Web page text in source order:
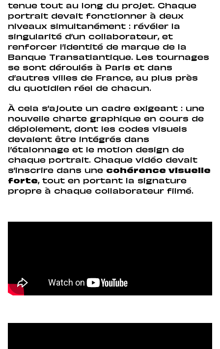
tenue tout au long du projet. Chaque
portrait devait fonctionner à deux
niveaux simultanément : révéler la
singularité d’un collaborateur, et
renforcer l’identité de marque de la
Banque Transatlantique. Les tournages
se sont déroulés à Paris et dans
d’autres villes de France, au plus près
du quotidien réel de chacun.
À cela s’ajoute un cadre exigeant : une
nouvelle charte graphique en cours de
déploiement, dont les codes visuels
devaient être intégrés dans
l’étalonnage et le motion design de
chaque portrait. Chaque vidéo devait
s’inscrire dans une cohérence visuelle
forte, tout en portant la signature
propre à chaque collaborateur filmé.